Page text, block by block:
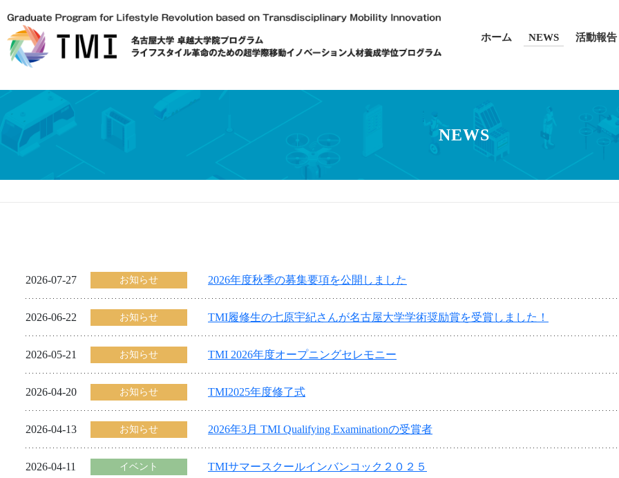
ホーム NEWS 活動報告
NEWS
2026-07-27 お知らせ 2026年度秋季の募集要項を公開しました
2026-06-22 お知らせ TMI履修生の七原宇紀さんが名古屋大学学術奨励賞を受賞しました！
2026-05-21 お知らせ TMI 2026年度オープニングセレモニー
2026-04-20 お知らせ TMI2025年度修了式
2026-04-13 お知らせ 2026年3月 TMI Qualifying Examinationの受賞者
2026-04-11 イベント TMIサマースクールインバンコック２０２５